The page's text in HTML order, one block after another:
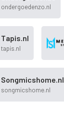
ondergoedenzo.nl
Tapis.nl
tapis.nl
Songmicshome.nl
songmicshome.nl